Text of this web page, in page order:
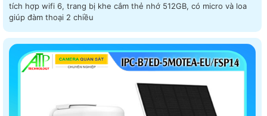
tích hợp wifi 6, trang bị khe cắm thẻ nhớ 512GB, có micro và loa
giúp đàm thoại 2 chiều